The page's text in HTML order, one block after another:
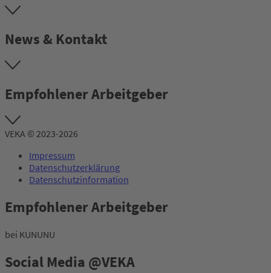
News & Kontakt
Empfohlener Arbeitgeber
VEKA © 2023-2026
Impressum
Datenschutzerklärung
Datenschutzinformation
Empfohlener Arbeitgeber
bei KUNUNU
Social Media @VEKA